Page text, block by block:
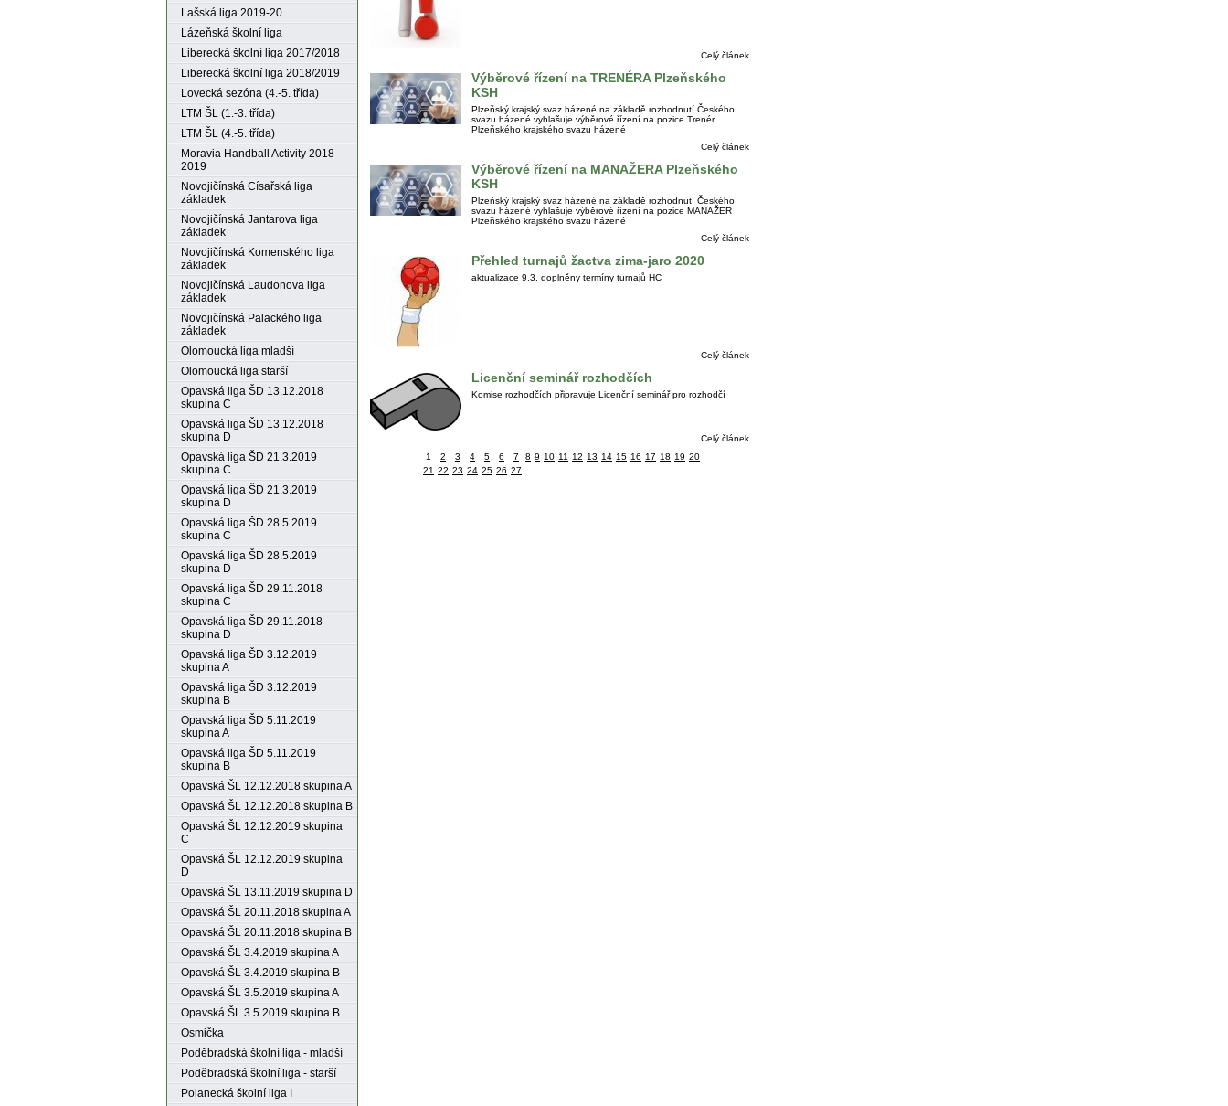
Lašská liga 2019-20
Lázeňská školní liga
Liberecká školní liga 2017/2018
Liberecká školní liga 2018/2019
Lovecká sezóna (4.-5. třída)
LTM ŠL (1.-3. třída)
LTM ŠL (4.-5. třída)
Moravia Handball Activity 2018 -
2019
Novojičínská Císařská liga
základek
Novojičínská Jantarova liga
základek
Novojičínská Komenského liga
základek
Novojičínská Laudonova liga
základek
Novojičínská Palackého liga
základek
Olomoucká liga mladší
Olomoucká liga starší
Opavská liga ŠD 13.12.2018
skupina C
Opavská liga ŠD 13.12.2018
skupina D
Opavská liga ŠD 21.3.2019
skupina C
Opavská liga ŠD 21.3.2019
skupina D
Opavská liga ŠD 28.5.2019
skupina C
Opavská liga ŠD 28.5.2019
skupina D
Opavská liga ŠD 29.11.2018
skupina C
Opavská liga ŠD 29.11.2018
skupina D
Opavská liga ŠD 3.12.2019
skupina A
Opavská liga ŠD 3.12.2019
skupina B
Opavská liga ŠD 5.11.2019
skupina A
Opavská liga ŠD 5.11.2019
skupina B
Opavská ŠL 12.12.2018 skupina A
Opavská ŠL 12.12.2018 skupina B
Opavská ŠL 12.12.2019 skupina
C
Opavská ŠL 12.12.2019 skupina
D
Opavská ŠL 13.11.2019 skupina D
Opavská ŠL 20.11.2018 skupina A
Opavská ŠL 20.11.2018 skupina B
Opavská ŠL 3.4.2019 skupina A
Opavská ŠL 3.4.2019 skupina B
Opavská ŠL 3.5.2019 skupina A
Opavská ŠL 3.5.2019 skupina B
Osmička
Poděbradská školní liga - mladší
Poděbradská školní liga - starší
Polanecká školní liga I
Celý článek
Výběrové řízení na TRENÉRA Plzeňského
KSH
Plzeňský krajský svaz házené na základě rozhodnutí Českého
svazu házené vyhlašuje výběrové řízení na pozice Trenér
Plzeňského krajského svazu házené
Celý článek
Výběrové řízení na MANAŽERA Plzeňského
KSH
Plzeňský krajský svaz házené na základě rozhodnutí Českého
svazu házené vyhlašuje výběrové řízení na pozice MANAŽER
Plzeňského krajského svazu házené
Celý článek
Přehled turnajů žactva zima-jaro 2020
aktualizace 9.3. doplněny termíny turnajů HC
Celý článek
Licenční seminář rozhodčích
Komise rozhodčích připravuje Licenční seminář pro rozhodčí
Celý článek
1
2 3 4 5 6 7 8 9 10 11 12 13 14 15 16 17 18 19 20
21 22 23 24 25 26 27